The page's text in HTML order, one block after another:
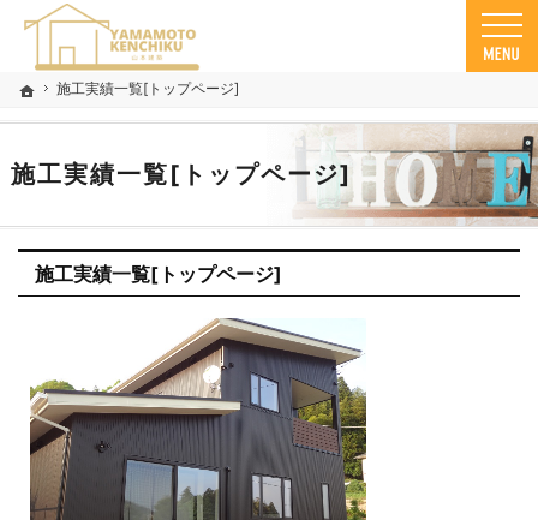
ホーム
施工実績一覧[トップページ]
施工実績一覧[トップページ]
親切丁寧な仕事が評判です。小美玉市で木造住宅の建築士をお探しなら当社にご相談くだ
茨城県小美玉市を中心に木造住宅・デザイン住宅のことなら山本建築まで！
施工実績一覧[トップページ]